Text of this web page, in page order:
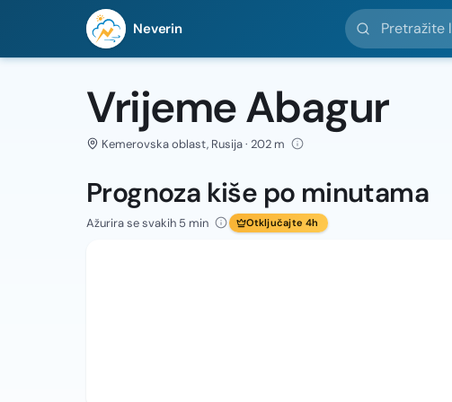
Neverin
Pretražite lokacije
Vrijeme Abagur
Kemerovska oblast, Rusija · 202 m
Prognoza kiše po minutama
Ažurira se svakih 5 min Otključajte 4h